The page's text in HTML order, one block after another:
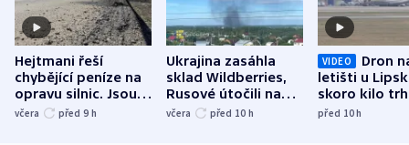
Hejtmani řeší
chybějící peníze na
opravu silnic. Jsou
nenárokové, namítá
včera před 9 h
Ukrajina zasáhla
sklad Wildberries,
Rusové útočili na
trh, hasiče či
včera před 10 h
VIDEO
Dron
letišti u
skoro kilo
indicie
před 10h